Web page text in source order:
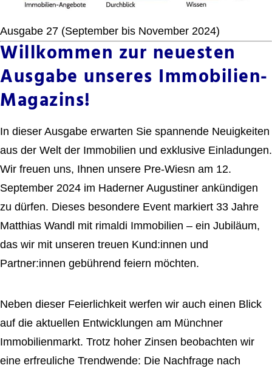
Ausgabe 27 (September bis November 2024)
Willkommen zur neuesten
Ausgabe unseres Immobilien-
Magazins!
In dieser Ausgabe erwarten Sie spannende Neuigkeiten
aus der Welt der Immobilien und exklusive Einladungen.
Wir freuen uns, Ihnen unsere Pre-Wiesn am 12.
September 2024 im Haderner Augustiner ankündigen
zu dürfen. Dieses besondere Event markiert 33 Jahre
Matthias Wandl mit rimaldi Immobilien – ein Jubiläum,
das wir mit unseren treuen Kund:innen und
Partner:innen gebührend feiern möchten.
Neben dieser Feierlichkeit werfen wir auch einen Blick
auf die aktuellen Entwicklungen am Münchner
Immobilienmarkt. Trotz hoher Zinsen beobachten wir
eine erfreuliche Trendwende: Die Nachfrage nach